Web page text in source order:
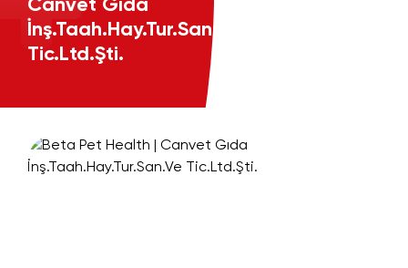
Canvet Gıda
İnş.Taah.Hay.Tur.San.Ve
Tic.Ltd.Şti.